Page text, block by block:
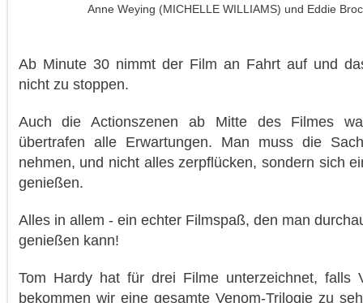
Anne Weying (MICHELLE WILLIAMS) und Eddie
Ab Minute 30 nimmt der Film an Fahrt auf und
nicht zu stoppen.
Auch die Actionszenen ab Mitte des Filmes
übertrafen alle Erwartungen. Man muss die
nehmen, und nicht alles zerpflücken, sondern sich
genießen.
Alles in allem - ein echter Filmspaß, den man
genießen kann!
Tom Hardy hat für drei Filme unterzeichnet, falls
bekommen wir eine gesamte Venom-Trilogie zu